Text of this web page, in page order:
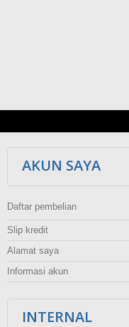
AKUN SAYA
Daftar pembelian
Slip kredit
Alamat saya
Informasi akun
INTERNAL